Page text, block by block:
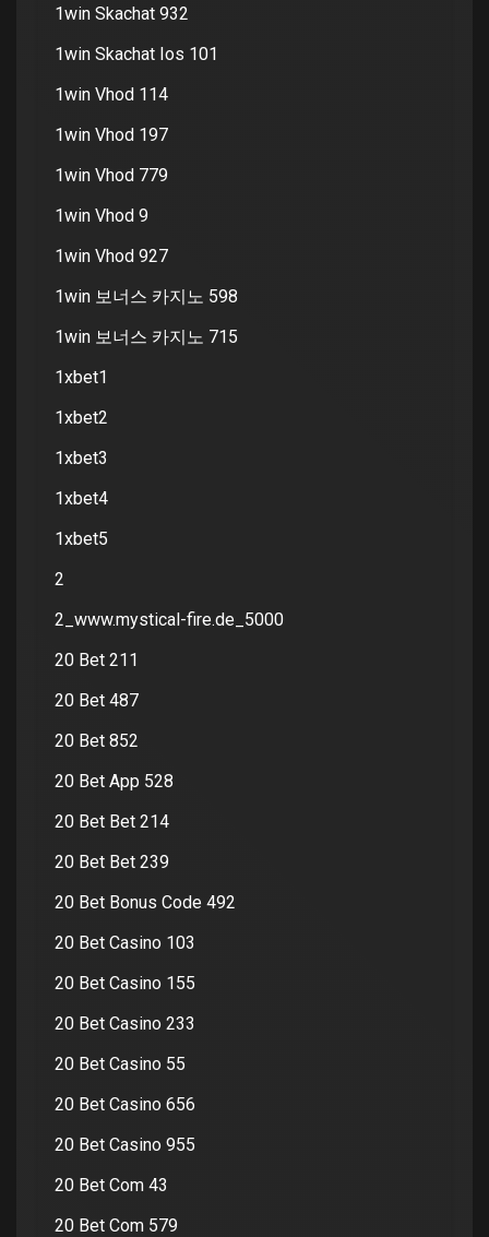
1win Skachat 932
1win Skachat Ios 101
1win Vhod 114
1win Vhod 197
1win Vhod 779
1win Vhod 9
1win Vhod 927
1win 보너스 카지노 598
1win 보너스 카지노 715
1xbet1
1xbet2
1xbet3
1xbet4
1xbet5
2
2_www.mystical-fire.de_5000
20 Bet 211
20 Bet 487
20 Bet 852
20 Bet App 528
20 Bet Bet 214
20 Bet Bet 239
20 Bet Bonus Code 492
20 Bet Casino 103
20 Bet Casino 155
20 Bet Casino 233
20 Bet Casino 55
20 Bet Casino 656
20 Bet Casino 955
20 Bet Com 43
20 Bet Com 579